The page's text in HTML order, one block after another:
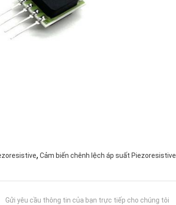
, Cảm biến chênh lệch áp suất Piezoresistive
Gửi yêu cầu thông tin của bạn trực tiếp cho chúng tôi